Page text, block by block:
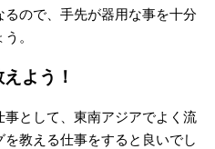
ので、手先が器用な事を十分
。
よう！
として、東南アジアでよく流
教える仕事をすると良いでし